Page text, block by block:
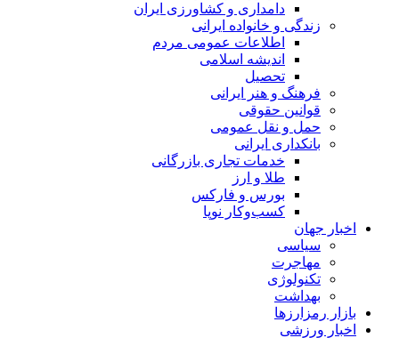
دامداری و کشاورزی ایران
زندگی و خانواده ایرانی
اطلاعات عمومی مردم
اندیشه اسلامی
تحصیل
فرهنگ و هنر ایرانی
قوانین حقوقی
حمل و نقل عمومی
بانکداری ایرانی
خدمات تجاری بازرگانی
طلا و ارز
بورس و فارکس
کسب‌وکار نوپا
اخبار جهان
سیاسی
مهاجرت
تکنولوژی
بهداشت
بازار رمزارزها
اخبار ورزشی